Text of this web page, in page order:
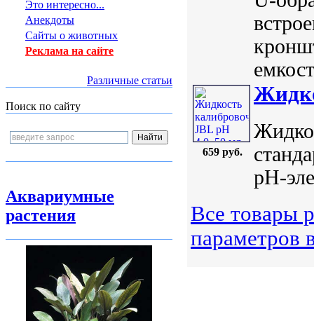
Это интересно...
Анекдоты
Сайты о животных
Реклама на сайте
Различные статьи
Поиск по сайту
Аквариумные
растения
659 руб.
рН-
Все товары
параметров